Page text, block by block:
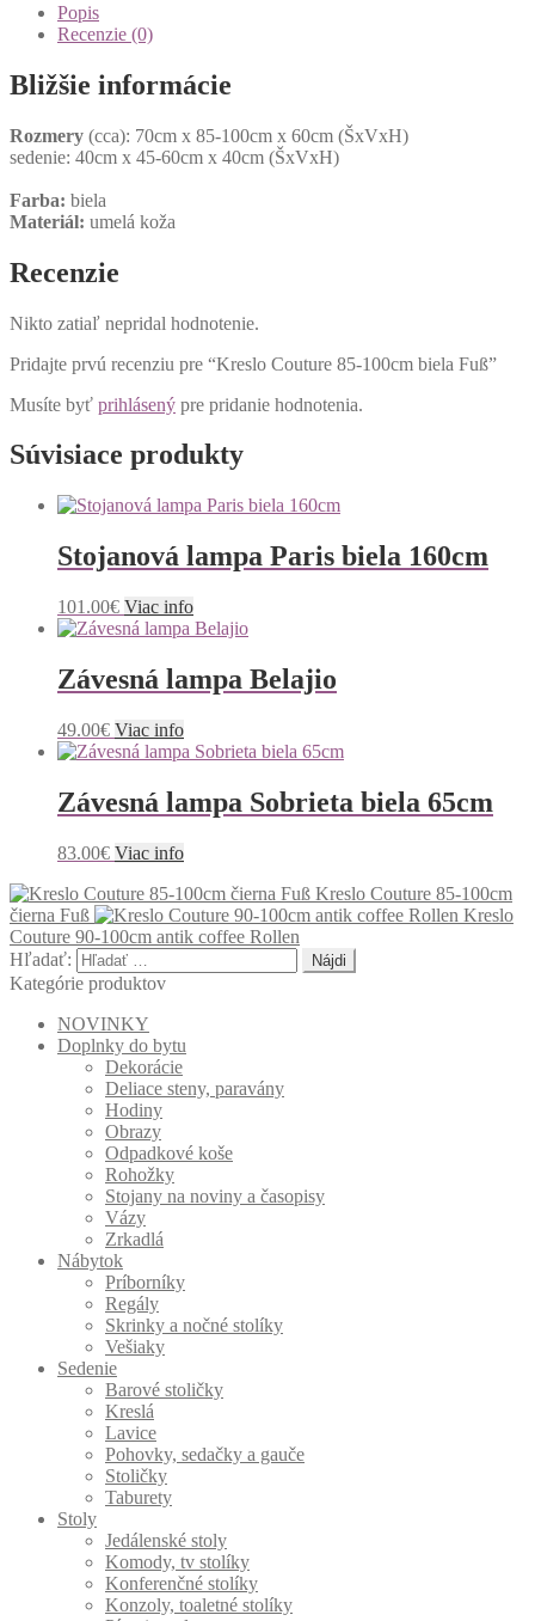
Popis
Recenzie (0)
Bližšie informácie
Rozmery (cca): 70cm x 85-100cm x 60cm (ŠxVxH)
sedenie: 40cm x 45-60cm x 40cm (ŠxVxH)
Farba: biela
Materiál: umelá koža
Recenzie
Nikto zatiaľ nepridal hodnotenie.
Pridajte prvú recenziu pre “Kreslo Couture 85-100cm biela Fuß”
Musíte byť prihlásený pre pridanie hodnotenia.
Súvisiace produkty
Stojanová lampa Paris biela 160cm
101.00€ Viac info
Závesná lampa Belajio
49.00€ Viac info
Závesná lampa Sobrieta biela 65cm
83.00€ Viac info
Kreslo Couture 85-100cm
čierna Fuß
Kreslo
Couture 90-100cm antik coffee Rollen
Hľadať:
Kategórie produktov
NOVINKY
Doplnky do bytu
Dekorácie
Deliace steny, paravány
Hodiny
Obrazy
Odpadkové koše
Rohožky
Stojany na noviny a časopisy
Vázy
Zrkadlá
Nábytok
Príborníky
Regály
Skrinky a nočné stolíky
Vešiaky
Sedenie
Barové stoličky
Kreslá
Lavice
Pohovky, sedačky a gauče
Stoličky
Taburety
Stoly
Jedálenské stoly
Komody, tv stolíky
Konferenčné stolíky
Konzoly, toaletné stolíky